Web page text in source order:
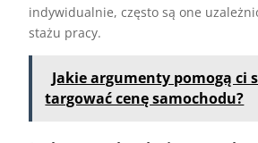
indywidualnie, często są one
stażu pracy.
Jakie argumenty pomogą ci
targować cenę samochodu?